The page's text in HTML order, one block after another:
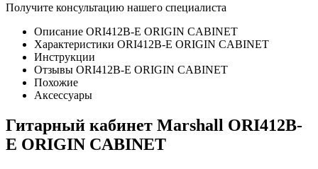
Получите консультацию нашего специалиста
Описание ORI412B-E ORIGIN CABINET
Характеристики ORI412B-E ORIGIN CABINET
Инструкции
Отзывы ORI412B-E ORIGIN CABINET
Похожие
Аксессуары
Гитарный кабинет Marshall ORI412B-
E ORIGIN CABINET